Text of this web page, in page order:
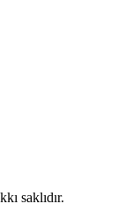
saklıdır.